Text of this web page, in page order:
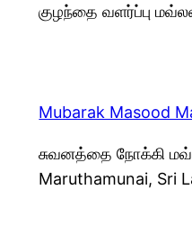
குழந்தை வளர்ப்பு
Mubarak Masood
சுவனத்தை நோக்கி
Maruthamunai, Sri